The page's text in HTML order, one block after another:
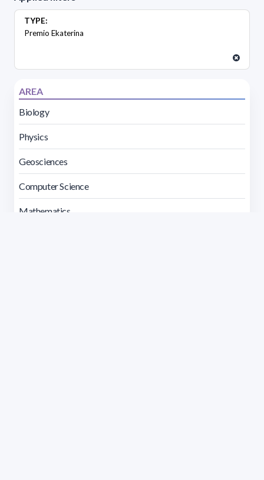
TYPE:
Premio Ekaterina
AREA
Biology
Physics
Geosciences
Computer Science
Mathematics